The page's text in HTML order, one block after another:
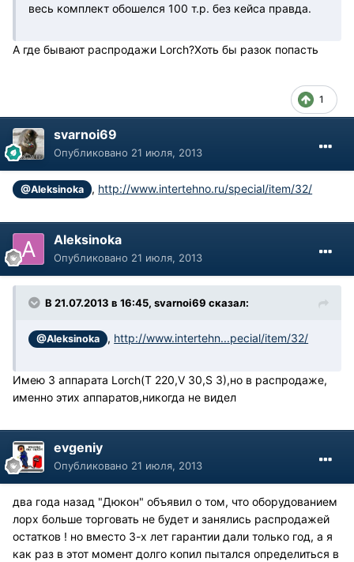
весь комплект обошелся 100 т.р. без кейса правда.
А где бывают распродажи Lorch?Хоть бы разок попасть
1
svarnoi69
Опубликовано 21 июля, 2013
@Aleksinoka , http://www.intertehno.ru/special/item/32/
Aleksinoka
Опубликовано 21 июля, 2013
В 21.07.2013 в 16:45, svarnoi69 сказал:
@Aleksinoka , http://www.intertehn...pecial/item/32/
Имею 3 аппарата Lorch(T 220,V 30,S 3),но в распродаже,
именно этих аппаратов,никогда не видел
evgeniy
Опубликовано 21 июля, 2013
два года назад "Дюкон" объявил о том, что оборудованием
лорх больше торговать не будет и занялись распродажей
остатков ! но вместо 3-х лет гарантии дали только год, а я
как раз в этот момент долго копил пытался определиться в